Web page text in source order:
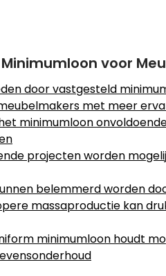
voor
door vastgesteld
met meer
minimumloon
projecten worden
belemmerd worden
massaproductie kan
minimumloon houdt